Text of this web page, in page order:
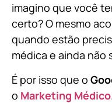
imagino que você
certo? O mesmo
quando estão
médica e ainda não
É por isso que o
o Marketing Médico